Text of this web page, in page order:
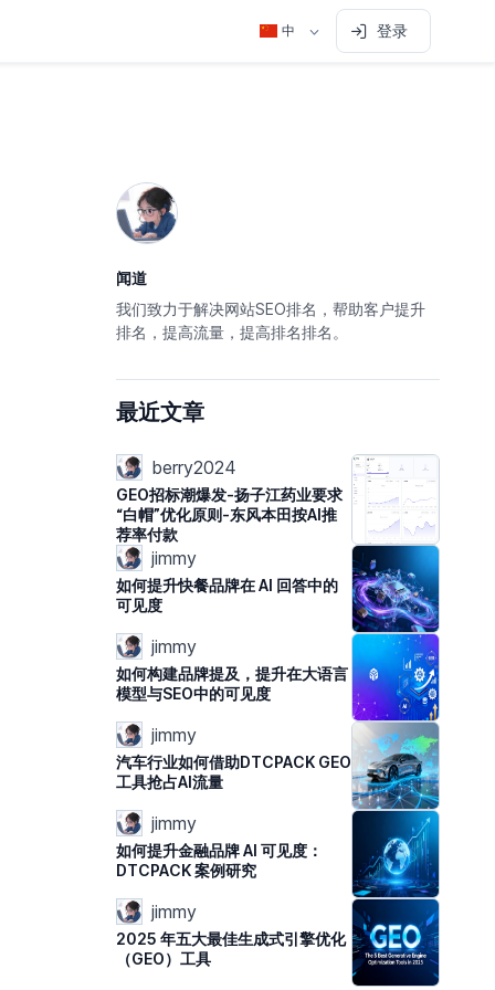
中 登录
闻道
我们致力于解决网站SEO排名，帮助客户提升
排名，提高流量，提高排名排名。
最近文章
berry2024
GEO招标潮爆发-扬子江药业要求
“白帽”优化原则-东风本田按AI推
荐率付款
jimmy
如何提升快餐品牌在 AI 回答中的
可见度
jimmy
如何构建品牌提及，提升在大语言
模型与SEO中的可见度
jimmy
汽车行业如何借助DTCPACK GEO
工具抢占AI流量
jimmy
如何提升金融品牌 AI 可见度：
DTCPACK 案例研究
jimmy
2025 年五大最佳生成式引擎优化
（GEO）工具